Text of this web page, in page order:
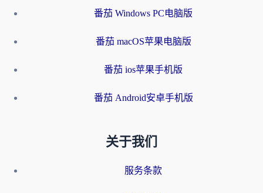
番茄 Windows PC电脑版
番茄 macOS苹果电脑版
番茄 ios苹果手机版
番茄 Android安卓手机版
关于我们
服务条款